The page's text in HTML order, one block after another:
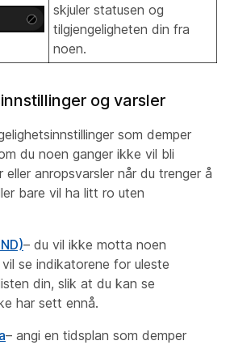
skjuler statusen og
tilgjengeligheten din fra
noen.
og varsler
som demper
du noen ganger ikke vil bli
anropsvarsler når du trenger å
bare vil ha litt ro uten
– du vil ikke motta noen
se indikatorene for uleste
din, slik at du kan se
har sett ennå.
– angi en tidsplan som demper